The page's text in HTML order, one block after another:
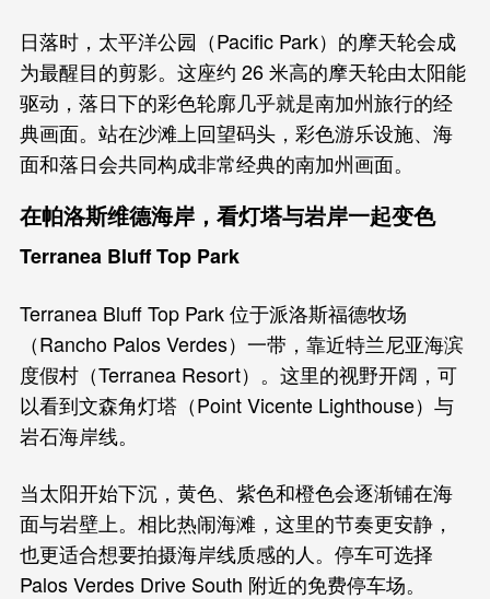
日落时，太平洋公园（Pacific Park）的摩天轮会成
为最醒目的剪影。这座约 26 米高的摩天轮由太阳能
驱动，落日下的彩色轮廓几乎就是南加州旅行的经
典画面。站在沙滩上回望码头，彩色游乐设施、海
面和落日会共同构成非常经典的南加州画面。
在帕洛斯维德海岸，看灯塔与岩岸一起变色
Terranea Bluff Top Park
Terranea Bluff Top Park 位于派洛斯福德牧场
（Rancho Palos Verdes）一带，靠近特兰尼亚海滨
度假村（Terranea Resort）。这里的视野开阔，可
以看到文森角灯塔（Point Vicente Lighthouse）与
岩石海岸线。
当太阳开始下沉，黄色、紫色和橙色会逐渐铺在海
面与岩壁上。相比热闹海滩，这里的节奏更安静，
也更适合想要拍摄海岸线质感的人。停车可选择
Palos Verdes Drive South 附近的免费停车场。